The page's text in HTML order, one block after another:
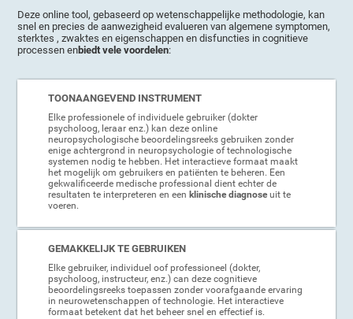
Deze online tool, gebaseerd op wetenschappelijke methodologie, kan
snel en precies de aanwezigheid evalueren van algemene symptomen,
sterktes , zwaktes en eigenschappen en disfuncties in cognitieve
processen enbiedt vele voordelen:
TOONAANGEVEND INSTRUMENT
Elke professionele of individuele gebruiker (dokter
psycholoog, leraar enz.) kan deze online
neuropsychologische beoordelingsreeks gebruiken zonder
enige achtergrond in neuropsychologie of technologische
systemen nodig te hebben. Het interactieve formaat maakt
het mogelijk om gebruikers en patiënten te beheren. Een
gekwalificeerde medische professional dient echter de
resultaten te interpreteren en een klinische diagnoseuit te
voeren.
GEMAKKELIJK TE GEBRUIKEN
Elke gebruiker, individuel oof professioneel (dokter,
psycholoog, instructeur, enz.) can deze cognitieve
beoordelingsreeks toepassen zonder voorafgaande ervaring
in neurowetenschappen of technologie. Het interactieve
formaat betekent dat het beheer snel en effectief is.